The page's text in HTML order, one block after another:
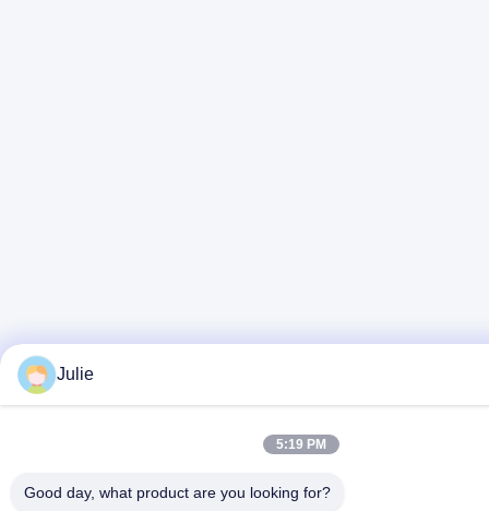
Julie
5:19 PM
Good day, what product are you looking for?